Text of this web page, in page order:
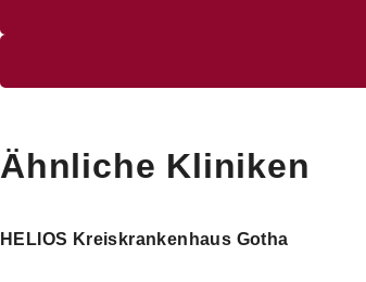
Ähnliche Kliniken
HELIOS Kreiskrankenhaus Gotha